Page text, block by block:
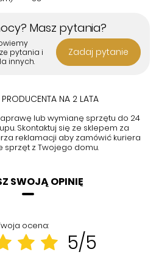
Masz pytania?
pytania i
innych.
Zadaj pytanie
NA 2 LATA
lub wymianę sprzętu do 24
Skontaktuj się ze sklepem za
reklamacji aby zamówić kuriera
sprzęt z Twojego domu.
SWOJĄ OPINIĘ
ocena:
5/5